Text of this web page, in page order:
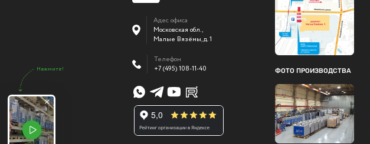
Адес офиса
Московская обл.,
Малые Вязёмы,д. 1
Телефон
+7 (495) 108-11-40
ФОТО ПРОИЗВОДСТВА
Нажмите!